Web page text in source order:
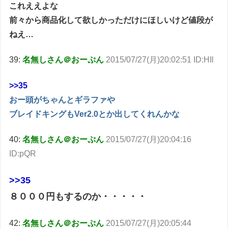
これええよな
前々から商品化して欲しかっただけにほしいけど値段が
ねえ…
39:名無しさん＠おーぷん 2015/07/27(月)20:02:51 ID:HIl
>>35
おー頭がちゃんとギラファや
ブレイドキングもVer2.0とか出してくれんかな
40:名無しさん＠おーぷん 2015/07/27(月)20:04:16
ID:pQR
>>35
８０００円もするのか・・・・・
42:名無しさん＠おーぷん 2015/07/27(月)20:05:44